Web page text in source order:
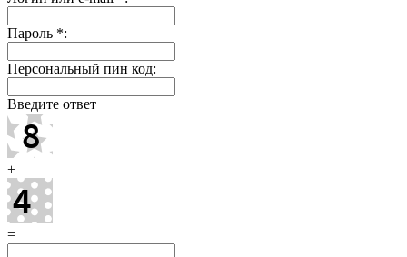
Пароль *:
Персональный пин код:
Введите ответ
+
=